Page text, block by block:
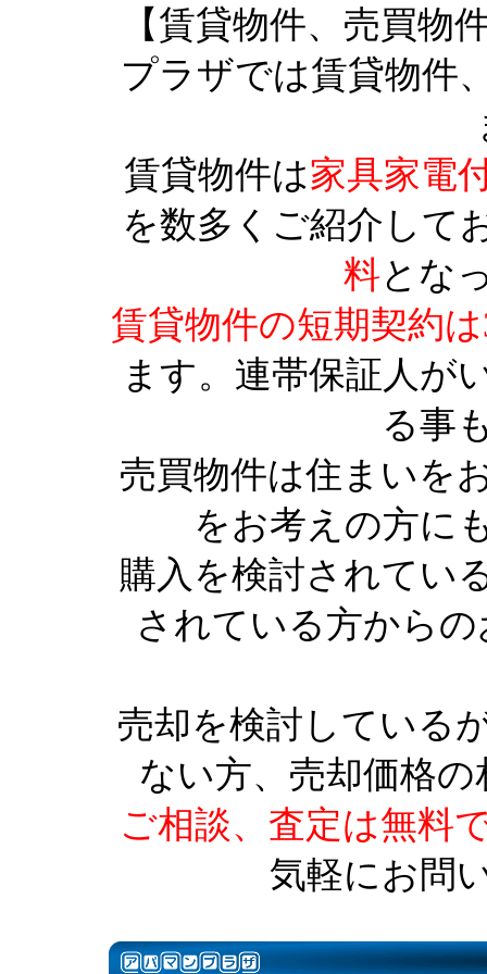
【賃貸物件、売買物
プラザでは賃貸物件
賃貸物件は家具家電
を数多くご紹介して
料とな
賃貸物件の短期契約
ます。連帯保証人が
る事
売買物件は住まいを
をお考えの方に
購入を検討されてい
されている方から
売却を検討している
ない方、売却価格
ご相談、査定は無料
気軽にお問